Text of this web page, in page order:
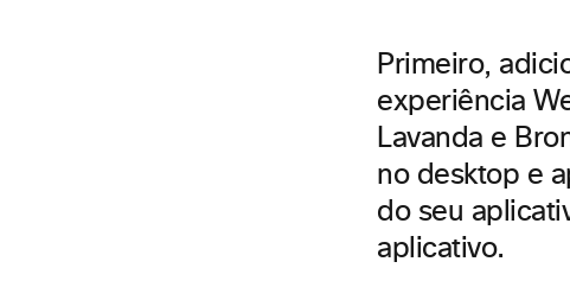
Primeiro,
experiência
Lavanda e
no desktop e
do seu
aplicativo.